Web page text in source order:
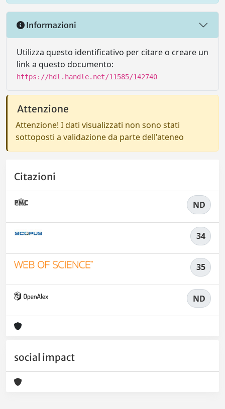
Informazioni
Utilizza questo identificativo per citare o creare un
link a questo documento:
https://hdl.handle.net/11585/142740
Attenzione
Attenzione! I dati visualizzati non sono stati
sottoposti a validazione da parte dell'ateneo
Citazioni
ND
34
35
ND
social impact